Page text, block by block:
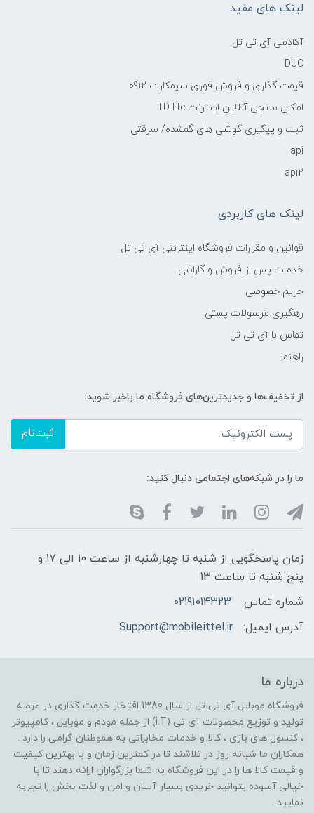
لینک های مفید
آکادمی آی تی تل
DUC
قیمت گذاری و فروش فوری سیمکارت 0912
امکان سنجی آنلاین اینترنت TD-Lte
ثبت و پیگیری گوشی های گمشده/ سرقتی
api
api2
لینک های کاربردی
قوانین و مقررات فروشگاه اینترنتی آی تی تل
خدمات پس از فروش و گارانتی
حریم خصوصی
رهگیری مرسولات پستی
تماس با آی تی تل
راهنما
از تخفیف‌ها و جدیدترین‌های فروشگاه ما باخبر شوید:
ثبت‌نام
ما را در شبکه‌های اجتماعی دنبال کنید:
زمان پاسخگویی از شنبه تا چهارشنبه از ساعت 10 الی 17 و
پنج شنبه تا ساعت 13
شماره تماس:
02191014323
آدرس ایمیل:
Support@mobileittel.ir
درباره ما
فروشگاه موبایل آی تی تل از سال 1380 افتخار خدمت گذاری در عرصه
تولید و توزیع محصولات آی تی (i.T) از جمله مودم و موبایل ، کامپیوتر
، کنسول های بازی ، کالا و خدمات مخابراتی به هموطنان گرامی را دارد .
همکاران ما شبانه روز در تلاشند تا در کمترین زمان و با بهترین کیفیت
و قیمت کالا ها را در این فروشگاه به شما بزرگواران ارائه دهند تا با
خیالی آسوده بتوانید خریدی بسیار آسان و امن و لذت بخش را تجربه
نمایید .